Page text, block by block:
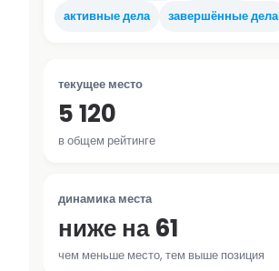
активные дела
завершённые дела
текущее место
5 120
в общем рейтинге
динамика места
ниже на 61
чем меньше место, тем выше позиция